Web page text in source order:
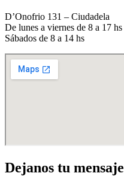
D’Onofrio 131 – Ciudadela
De lunes a viernes de 8 a 17 hs
Sábados de 8 a 14 hs
Dejanos tu mensaje